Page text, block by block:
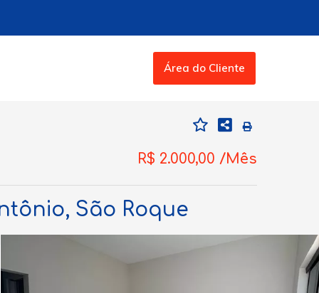
Área do Cliente
R$ 2.000,00 /Mês
São Roque